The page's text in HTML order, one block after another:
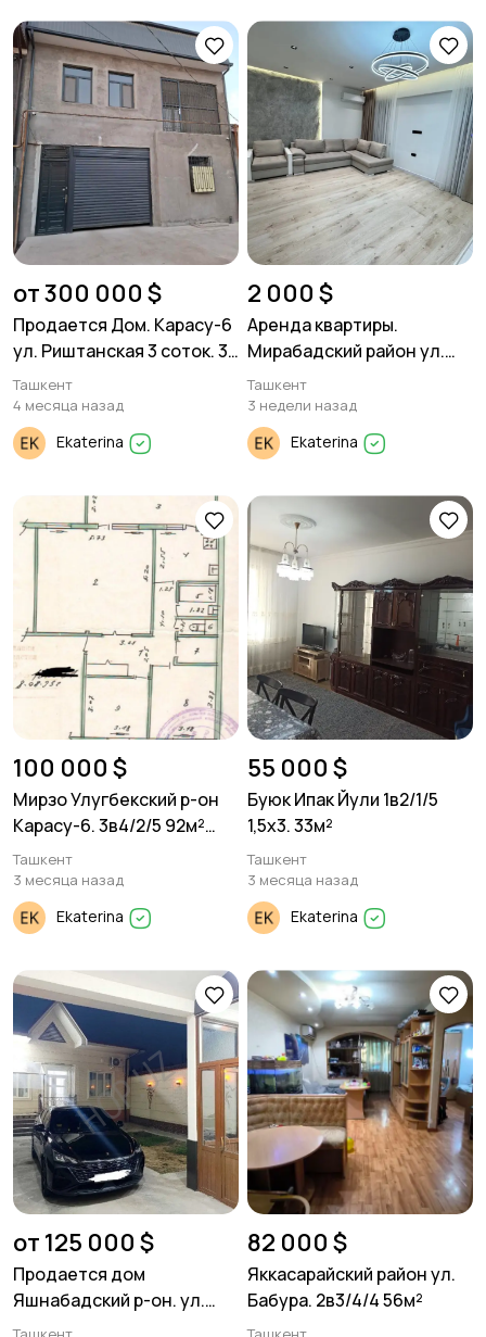
от 300 000 $
Продается Дом. Карасу-6
ул. Риштанская 3 соток. 3
уровня. 500м²
Ташкент
4 месяца назад
Ekaterina
2 000 $
Аренда квартиры.
Мирабадский район ул.
Фидокор. 3/10/10. 110м²
Ташкент
3 недели назад
Ekaterina
100 000 $
Мирзо Улугбекский р-он
Карасу-6. 3в4/2/5 92м²
Панель.
Ташкент
3 месяца назад
Ekaterina
55 000 $
Буюк Ипак Йули 1в2/1/5
1,5х3. 33м²
Ташкент
3 месяца назад
Ekaterina
от 125 000 $
Продается дом
Яшнабадский р-он. ул.
Джакурганская. 2,5 соток.
82 000 $
Яккасарайский район ул.
Бабура. 2в3/4/4 56м²